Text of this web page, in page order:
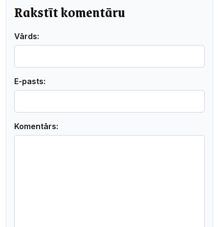
Rakstīt komentāru
Vārds:
E-pasts:
Komentārs: